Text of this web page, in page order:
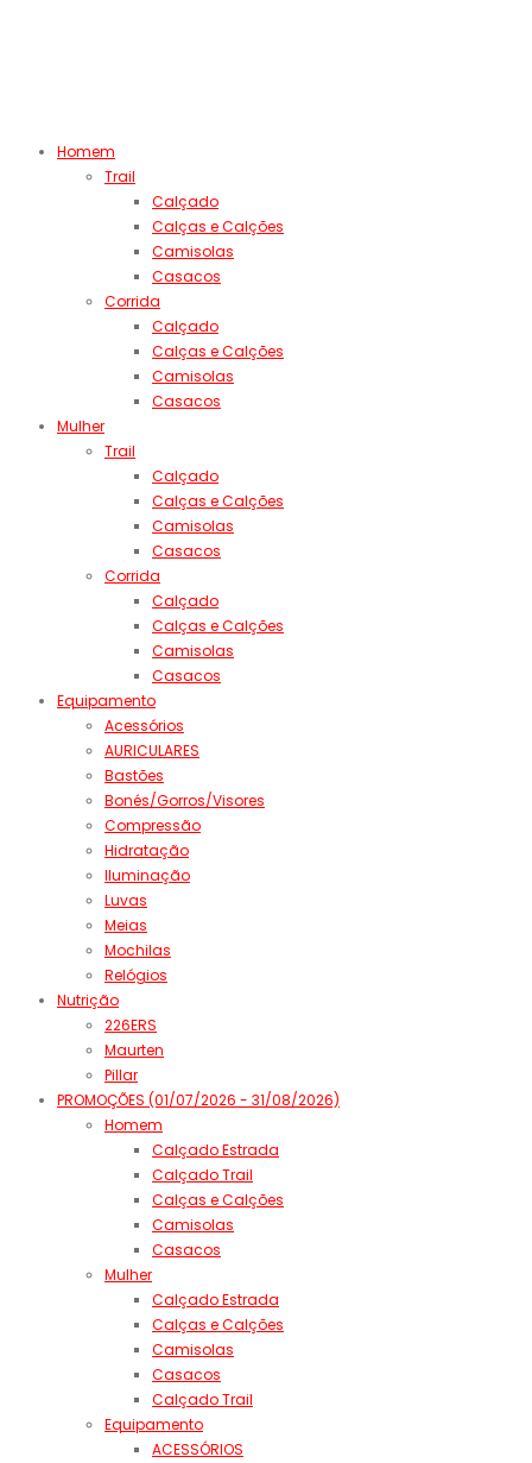
Homem
Trail
Calçado
Calças e Calções
Camisolas
Casacos
Corrida
Calçado
Calças e Calções
Camisolas
Casacos
Mulher
Trail
Calçado
Calças e Calções
Camisolas
Casacos
Corrida
Calçado
Calças e Calções
Camisolas
Casacos
Equipamento
Acessórios
AURICULARES
Bastões
Bonés/Gorros/Visores
Compressão
Hidratação
Iluminação
Luvas
Meias
Mochilas
Relógios
Nutrição
226ERS
Maurten
Pillar
PROMOÇÕES (01/07/2026 - 31/08/2026)
Homem
Calçado Estrada
Calçado Trail
Calças e Calções
Camisolas
Casacos
Mulher
Calçado Estrada
Calças e Calções
Camisolas
Casacos
Calçado Trail
Equipamento
ACESSÓRIOS